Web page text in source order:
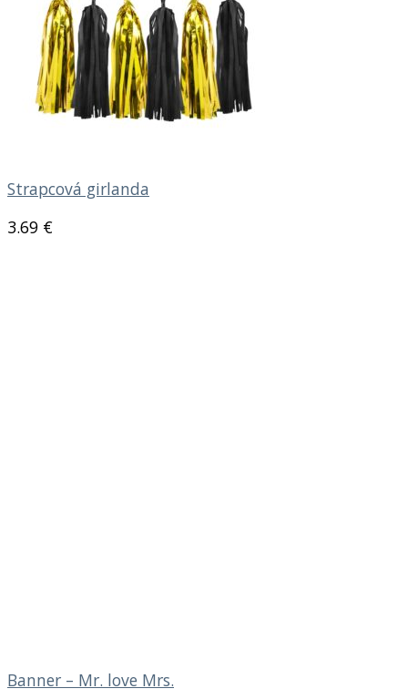
Strapcová girlanda
3.69 €
Banner – Mr. love Mrs.